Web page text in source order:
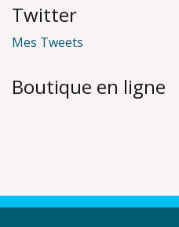
Twitter
Mes Tweets
Boutique en ligne